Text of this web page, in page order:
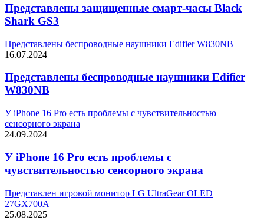
Представлены защищенные смарт-часы Black
Shark GS3
Представлены беспроводные наушники Edifier W830NB
16.07.2024
Представлены беспроводные наушники Edifier
W830NB
У iPhone 16 Pro есть проблемы с чувствительностью
сенсорного экрана
24.09.2024
У iPhone 16 Pro есть проблемы с
чувствительностью сенсорного экрана
Представлен игровой монитор LG UltraGear OLED
27GX700A
25.08.2025